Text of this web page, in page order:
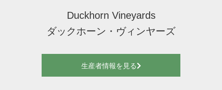
Duckhorn Vineyards
ダックホーン・ヴィンヤーズ
生産者情報を見る